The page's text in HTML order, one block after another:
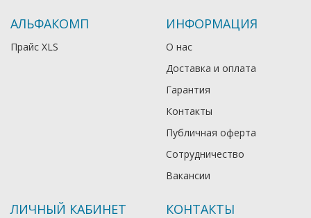
АЛЬФАКОМП
Прайс XLS
ИНФОРМАЦИЯ
О нас
Доставка и оплата
Гарантия
Контакты
Публичная оферта
Сотрудничество
Вакансии
ЛИЧНЫЙ КАБИНЕТ КОНТАКТЫ